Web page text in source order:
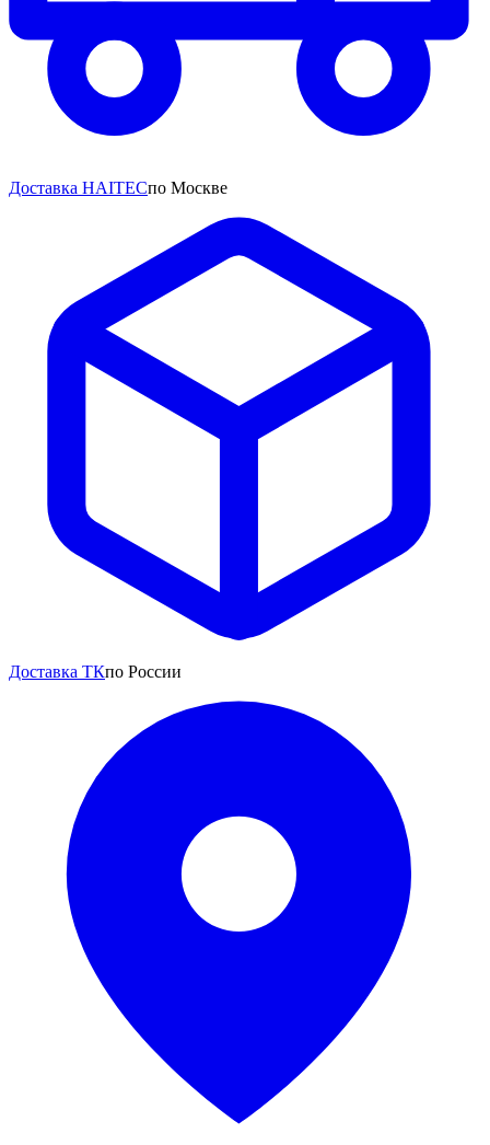
Доставка HAITECпо Москве
Доставка ТКпо России